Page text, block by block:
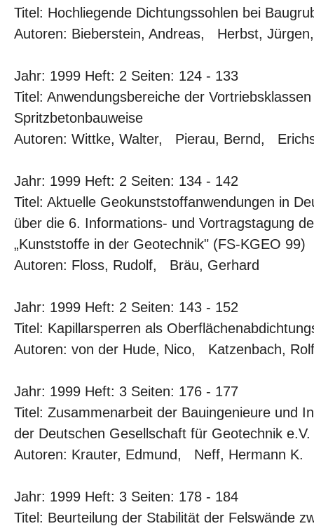
Titel: Hochliegende Dichtungssohlen bei
Autoren: Bieberstein, Andreas, Herbst,
Jahr: 1999 Heft: 2 Seiten: 124 - 133
Titel: Anwendungsbereiche der
Spritzbetonbauweise
Autoren: Wittke, Walter, Pierau, Bernd,
Jahr: 1999 Heft: 2 Seiten: 134 - 142
Titel: Aktuelle Geokunststoffanwendungen in
über die 6. Informations- und Vortragstagung
„Kunststoffe in der Geotechnik" (FS-KGEO 99)
Autoren: Floss, Rudolf, Bräu, Gerhard
Jahr: 1999 Heft: 2 Seiten: 143 - 152
Titel: Kapillarsperren als
Autoren: von der Hude, Nico, Katzenbach,
Jahr: 1999 Heft: 3 Seiten: 176 - 177
Titel: Zusammenarbeit der Bauingenieure und
der Deutschen Gesellschaft für Geotechnik e.V.
Autoren: Krauter, Edmund, Neff, Hermann K.
Jahr: 1999 Heft: 3 Seiten: 178 - 184
Titel: Beurteilung der Stabilität der Felswände